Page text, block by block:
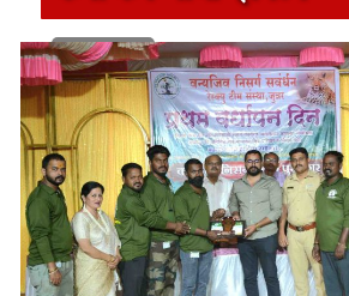
1 min read